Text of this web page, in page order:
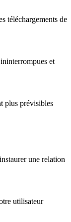
téléchargements de
et
plus prévisibles
une relation
utilisateur